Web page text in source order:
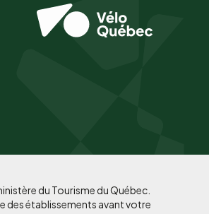
du Tourisme du Québec.
des établissements avant votre